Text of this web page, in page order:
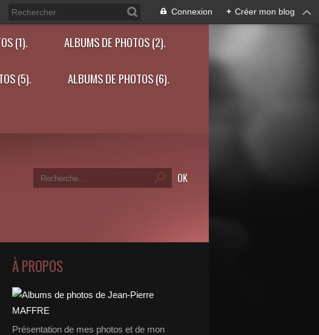
Connexion + Créer mon blog
(1). ALBUMS DE PHOTOS (2).
(5). ALBUMS DE PHOTOS (6).
À PROPOS
Présentation de mes photos et de mon